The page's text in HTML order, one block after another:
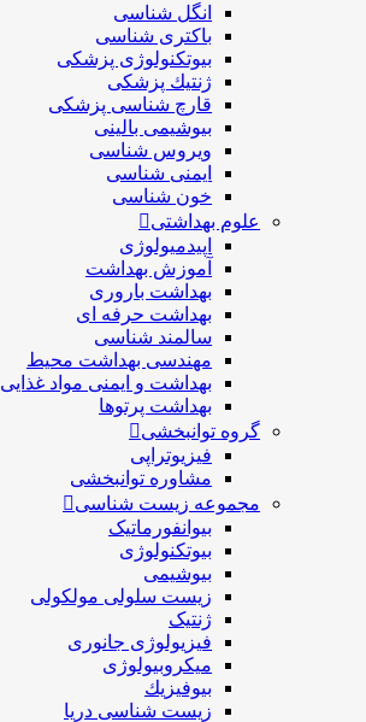
انگل شناسی
باکتری شناسی
بیوتکنولوژی پزشکی
ژنتيك پزشکی
قارچ شناسی پزشكی
بیوشیمی بالینی
ویروس شناسی
ایمنی شناسی
خون شناسی
علوم بهداشتی
اپیدمیولوژی
آموزش بهداشت
بهداشت باروری
بهداشت حرفه ای
سالمند شناسی
مهندسی بهداشت محيط
بهداشت و ایمنی مواد غذایی
بهداشت پرتوها
گروه توانبخشی
فیزیوتراپی
مشاوره توانبخشی
مجموعه زیست شناسی
بیوانفورماتیک
بیوتکنولوژی
بیوشیمی
زیست سلولی مولکولی
ژنتیک
فیزیولوژی جانوری
میکروبیولوژی
بيوفيزيك
زیست شناسی دریا